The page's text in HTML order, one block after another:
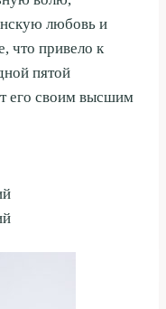
любовь и
что привело к
пятой
его своим высшим